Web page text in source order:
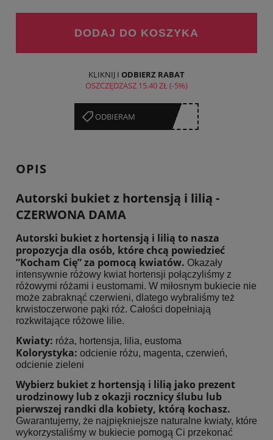
DODAJ DO KOSZYKA
KLIKNIJ I ODBIERZ RABAT
OSZCZĘDZASZ 15.40 ZŁ(-5%)
ODBIERAM
******XX
OPIS
Autorski bukiet z hortensją i lilią -
CZERWONA DAMA
Autorski bukiet z hortensją i lilią to nasza
propozycja dla osób, które chcą powiedzieć
”Kocham Cię” za pomocą kwiatów. Okazały
intensywnie różowy kwiat hortensji połączyliśmy z
różowymi różami i eustomami. W miłosnym bukiecie nie
może zabraknąć czerwieni, dlatego wybraliśmy też
krwistoczerwone pąki róż. Całości dopełniają
rozkwitające różowe lilie.
Kwiaty: róża, hortensja, lilia, eustoma
Kolorystyka: odcienie różu, magenta, czerwień,
odcienie zieleni
Wybierz bukiet z hortensją i lilią jako prezent
urodzinowy lub z okazji rocznicy ślubu lub
pierwszej randki dla kobiety, którą kochasz.
Gwarantujemy, że najpiękniejsze naturalne kwiaty, które
wykorzystaliśmy w bukiecie pomogą Ci przekonać